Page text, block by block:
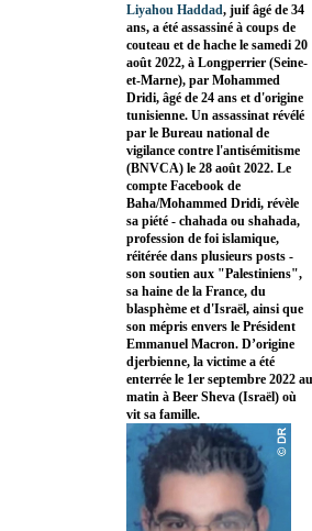
Liyahou Haddad, juif âgé de 34
ans, a été assassiné à coups de
couteau et de hache le samedi 20
août 2022, à Longperrier (Seine-
et-Marne), par Mohammed
Dridi, âgé de 24 ans et d'origine
tunisienne. Un assassinat révélé
par le Bureau national de
vigilance contre l'antisémitisme
(BNVCA) le 28 août 2022. Le
compte Facebook de
Baha/Mohammed Dridi, révèle
sa piété - chahada ou shahada,
profession de foi islamique,
réitérée dans plusieurs posts -
son soutien aux "Palestiniens",
sa haine de la France, du
blasphème et d'Israël, ainsi que
son mépris envers le Président
Emmanuel Macron. D’origine
djerbienne, la victime a été
enterrée le 1er septembre 2022 au
matin à Beer Sheva (Israël) où
vit sa famille.